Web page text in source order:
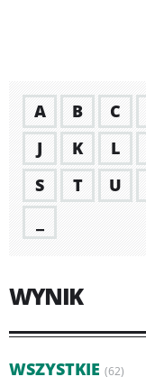
A B C
J
K L
S
T U
WYNIK
WSZYSTKIE (62)